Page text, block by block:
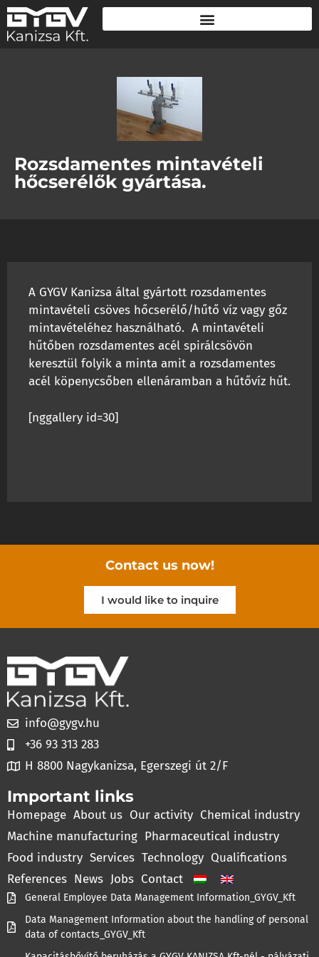
Rozsdamentes mintavételi
hőcserélők gyártása.
A GYGV Kanizsa által gyártott rozsdamentes
mintavételi csöves hőcserélő/hűtő víz vagy gőz
mintavételéhez használható. A mintavételi
hűtőben rozsdamentes acél spirálcsövön
keresztül folyik a minta amit a rozsdamentes
acél köpenycsőben ellenáramban a hűtővíz hűt.
[nggallery id=30]
Contact us now!
I would like to inquire
info@gygv.hu
+36 93 313 283
H 8800 Nagykanizsa, Egerszegi út 2/F
Important links
Homepage About us Our activity Chemical industry
Machine manufacturing Pharmaceutical industry
Food industry Services Technology Qualifications
References News Jobs Contact
General Employee Data Management Information_GYGV_Kft
Data Management Information about the handling of personal
data of contacts_GYGV_Kft